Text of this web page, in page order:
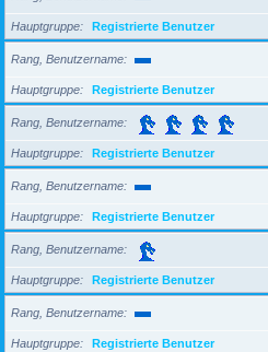
Hauptgruppe Registrierte Benutzer
Rang, Benutzername
Hauptgruppe Registrierte Benutzer
Rang, Benutzername
Hauptgruppe Registrierte Benutzer
Rang, Benutzername
Hauptgruppe Registrierte Benutzer
Rang, Benutzername
Hauptgruppe Registrierte Benutzer
Rang, Benutzername
Hauptgruppe Registrierte Benutzer